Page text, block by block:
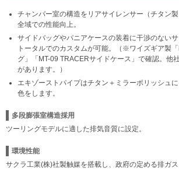
チャンバー室の構造をリアサイレンサー（チタン製
全域での性能向上。
サイドバッグやパニアケースの装着に干渉のないサ
トータルでのカスタムが可能。（※ワイズギア製
グ」「MT-09 TRACERサイドケース」で確認。他
があります。）
エキゾーストパイプはチタン＋ミラーポリッシュ
色をします。
多段膨張室構造採用
ツーリングモデルに適した排気音質に設定。
環境性能
サクラ工業(株)社製触媒を搭載し、政府の定める排ガス